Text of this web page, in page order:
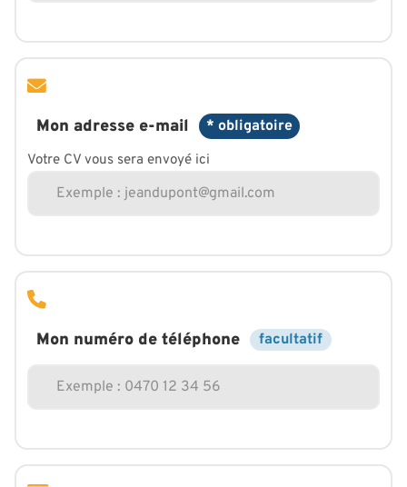
Mon adresse e-mail * obligatoire
Votre CV vous sera envoyé ici
Mon numéro de téléphone facultatif